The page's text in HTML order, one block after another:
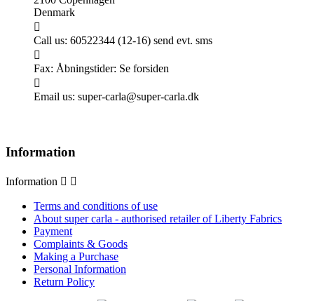
Denmark

Call us: 60522344 (12-16) send evt. sms

Fax: Åbningstider: Se forsiden

Email us: super-carla@super-carla.dk
Information
Information  
Terms and conditions of use
About super carla - authorised retailer of Liberty Fabrics
Payment
Complaints & Goods
Making a Purchase
Personal Information
Return Policy